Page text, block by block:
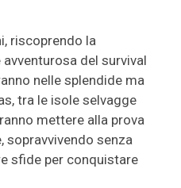
riscoprendo la
del survival
nelle splendide ma
tra le isole selvagge
mettere alla prova
sopravvivendo senza
sfide per conquistare